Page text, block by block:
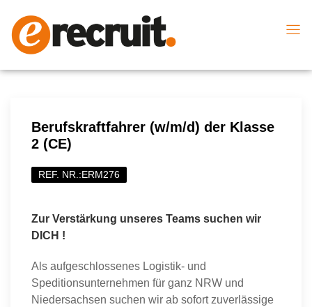
Berufskraftfahrer (w/m/d) der Klasse
2 (CE)
REF. NR.:ERM276
Zur Verstärkung unseres Teams suchen wir
DICH !
Als aufgeschlossenes Logistik- und
Speditionsunternehmen für ganz NRW und
Niedersachsen suchen wir ab sofort zuverlässige